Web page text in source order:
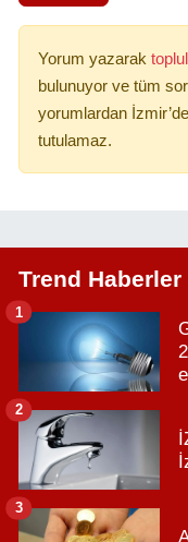
Yorum yazarak
bulunuyor ve tüm
yorumlardan
tutulamaz.
Trend Haberler
1
2
3